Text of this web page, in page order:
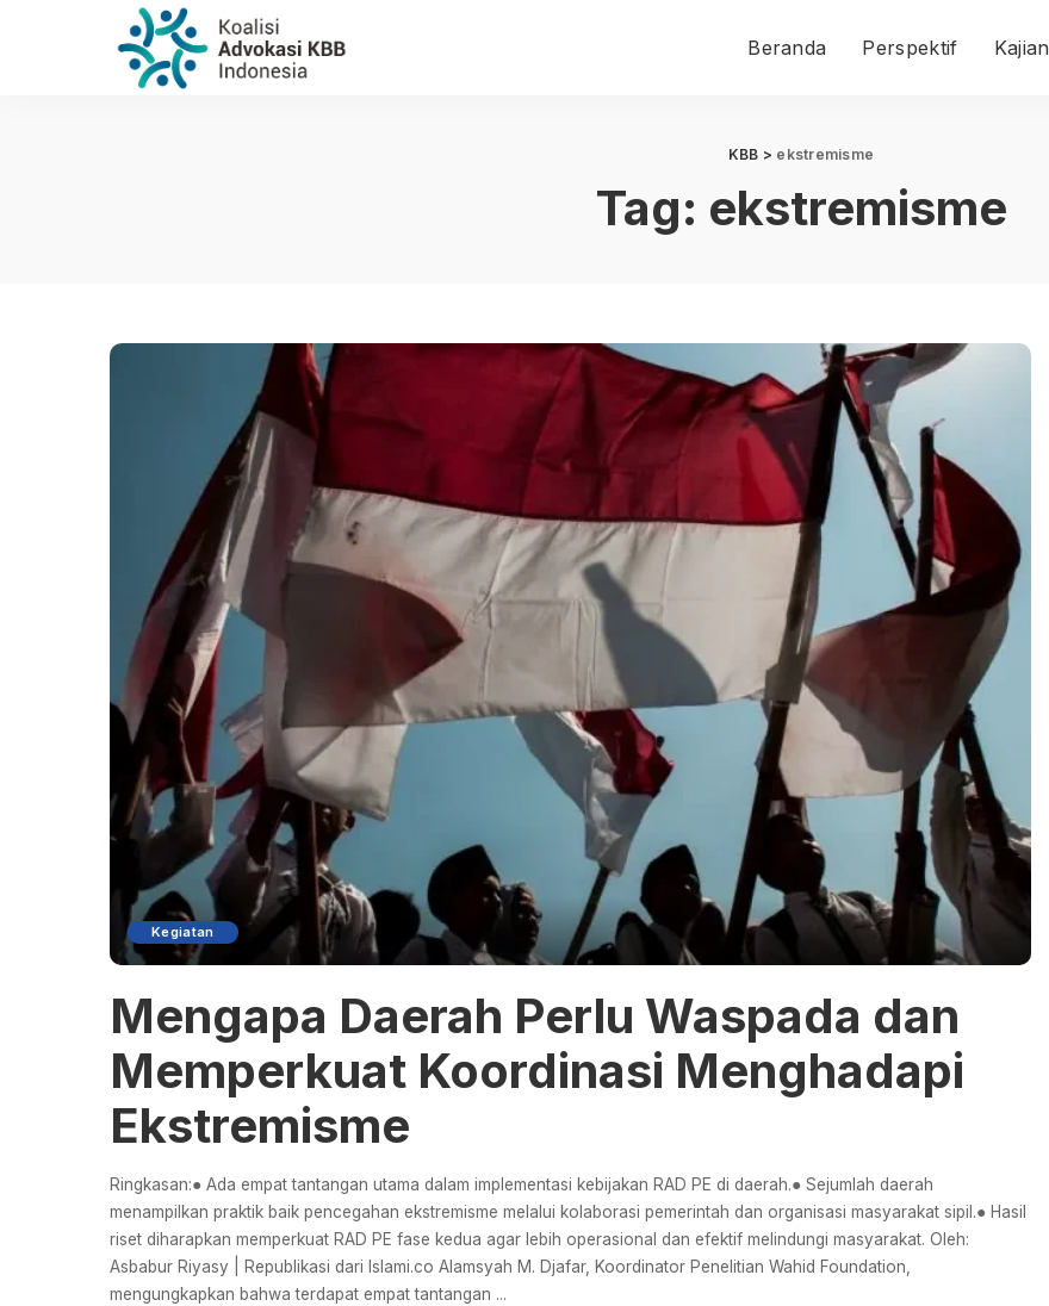
Beranda Perspektif Kajian
KBB > ekstremisme
Tag: ekstremisme
Kegiatan
Mengapa Daerah Perlu Waspada dan
Memperkuat Koordinasi Menghadapi
Ekstremisme
Ringkasan:● Ada empat tantangan utama dalam implementasi kebijakan RAD PE di daerah.● Sejumlah daerah
menampilkan praktik baik pencegahan ekstremisme melalui kolaborasi pemerintah dan organisasi masyarakat sipil.● Hasil
riset diharapkan memperkuat RAD PE fase kedua agar lebih operasional dan efektif melindungi masyarakat. Oleh:
Asbabur Riyasy | Republikasi dari Islami.co Alamsyah M. Djafar, Koordinator Penelitian Wahid Foundation,
mengungkapkan bahwa terdapat empat tantangan ...